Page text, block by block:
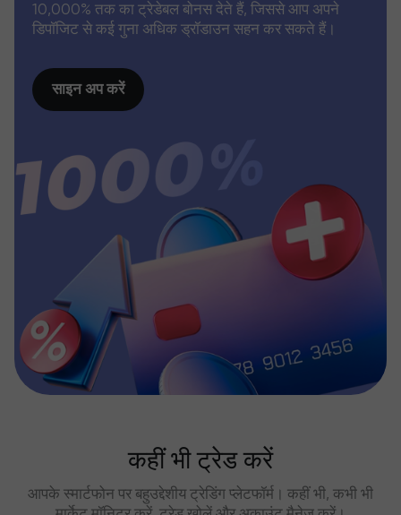
10,000% तक का ट्रेडेबल बोनस देते हैं, जिससे आप अपने
डिपॉजिट से कई गुना अधिक ड्रॉडाउन सहन कर सकते हैं।
साइन अप करें
कहीं भी ट्रेड करें
आपके स्मार्टफोन पर बहुउद्देशीय ट्रेडिंग प्लेटफॉर्म। कहीं भी, कभी भी